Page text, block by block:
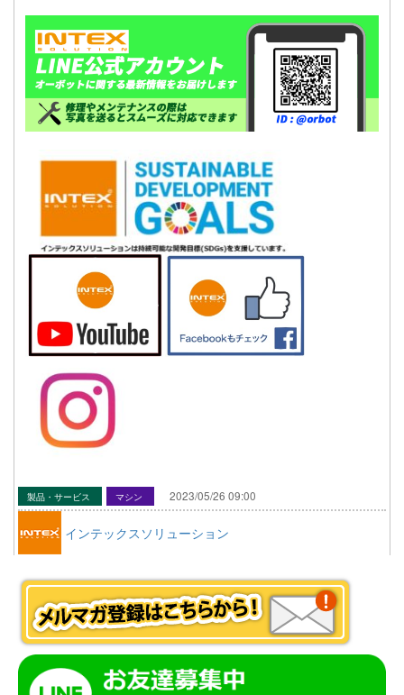
製品・サービス マシン 2023/05/26 09:00
インテックスソリューション